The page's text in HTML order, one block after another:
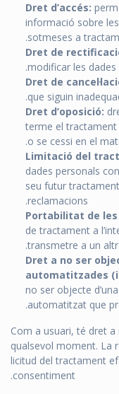
Dret d’accés:
informació sobre
sotmeses a
Dret de
modificar les
Dret de
que siguin
Dret d’oposició:
terme el tractament
o se cessi en el
Limitació del
dades personals
seu futur
reclamacions.
Portabilitat de les
de tractament a
transmetre a un
Dret a no ser
automatitzades
no ser objecte
automatitzat que
Com a usuari, té dret
qualsevol moment. La
licitud del tractament
consentiment.